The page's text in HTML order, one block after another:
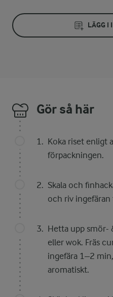
LÄGG I
Gör så här
Koka riset enligt
förpackningen.
Skala och
och riv ingefäran
Hetta upp smör-
eller wok. Fräs
ingefära 1–2
aromatiskt.